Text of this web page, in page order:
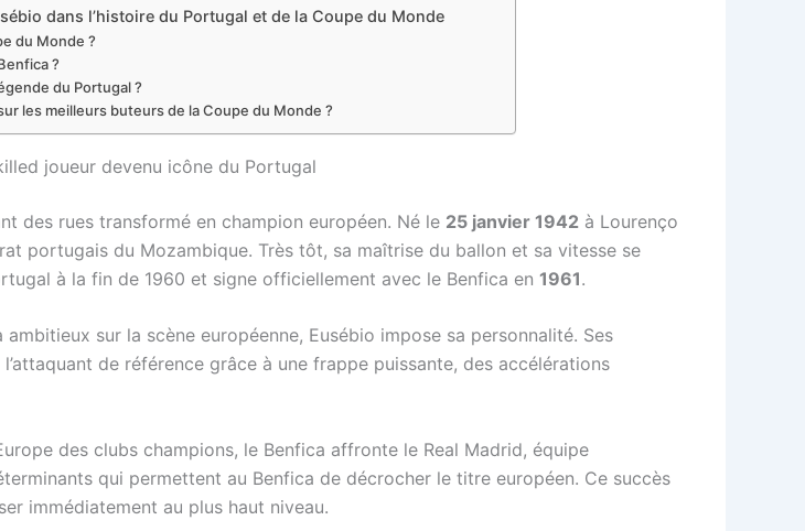
dans l’histoire du Portugal et de la Coupe du Monde
du Monde ?
?
du Portugal ?
les meilleurs buteurs de la Coupe du Monde ?
joueur devenu icône du Portugal
des rues transformé en champion européen. Né le 25 janvier 1942 à Lourenço
portugais du Mozambique. Très tôt, sa maîtrise du ballon et sa vitesse se
à la fin de 1960 et signe officiellement avec le Benfica en 1961.
sur la scène européenne, Eusébio impose sa personnalité. Ses
de référence grâce à une frappe puissante, des accélérations
des clubs champions, le Benfica affronte le Real Madrid, équipe
qui permettent au Benfica de décrocher le titre européen. Ce succès
immédiatement au plus haut niveau.